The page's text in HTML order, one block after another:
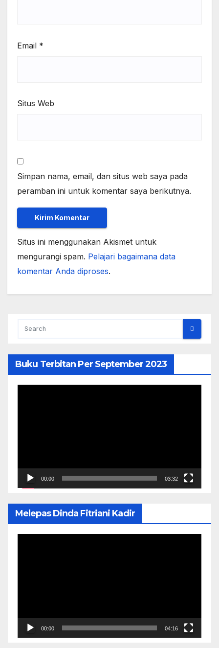
Email *
Situs Web
Simpan nama, email, dan situs web saya pada
peramban ini untuk komentar saya berikutnya.
Situs ini menggunakan Akismet untuk
mengurangi spam. Pelajari bagaimana data
komentar Anda diproses.
Buku Terbitan Per September 2023
00:00 03:32
Melepas Dinda Fitriani Kadir
00:00 04:16